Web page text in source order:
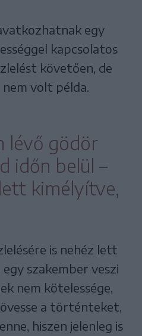
egy
kapcsolatos
követően, de
volt példa.
lévő gödör
időn belül –
kimélyítve,
is nehéz lett
szakember veszi
nem kötelessége,
a történteket,
hiszen jelenleg is